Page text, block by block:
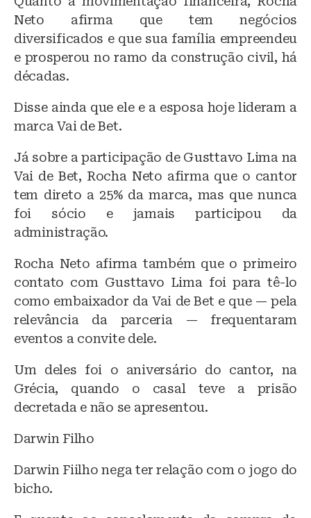
Neto afirma que tem negócios
diversificados e que sua família empreendeu
e prosperou no ramo da construção civil, há
décadas.
Disse ainda que ele e a esposa hoje lideram a
marca Vai de Bet.
Já sobre a participação de Gusttavo Lima na
Vai de Bet, Rocha Neto afirma que o cantor
tem direto a 25% da marca, mas que nunca
foi sócio e jamais participou da
administração.
Rocha Neto afirma também que o primeiro
contato com Gusttavo Lima foi para tê-lo
como embaixador da Vai de Bet e que — pela
relevância da parceria — frequentaram
eventos a convite dele.
Um deles foi o aniversário do cantor, na
Grécia, quando o casal teve a prisão
decretada e não se apresentou.
Darwin Filho
Darwin Fiilho nega ter relação com o jogo do
bicho.